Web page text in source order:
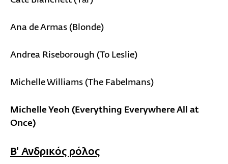
Ana de Armas (Blonde)
Andrea Riseborough (To Leslie)
Michelle Williams (The Fabelmans)
Michelle Yeoh (Everything Everywhere All at
Once)
Β' Ανδρικός ρόλος